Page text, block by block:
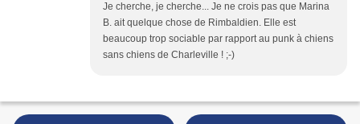
Je cherche, je cherche... Je ne crois pas que Marina
B. ait quelque chose de Rimbaldien. Elle est
beaucoup trop sociable par rapport au punk à chiens
sans chiens de Charleville ! ;-)